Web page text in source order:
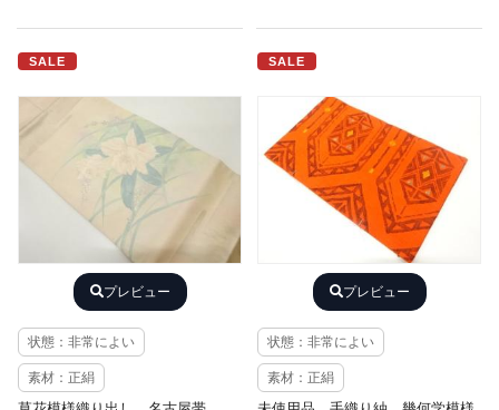
SALE
プレビュー
状態：非常によい
素材：正絹
SALE
プレビュー
状態：非常によい
素材：正絹